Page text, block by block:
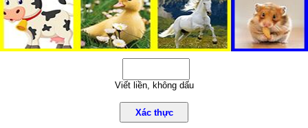
Viết liền, không dấu
Xác thực